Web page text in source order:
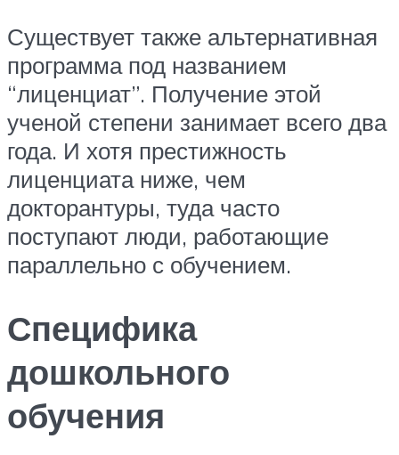
Существует также альтернативная
программа под названием
“лиценциат”. Получение этой
ученой степени занимает всего два
года. И хотя престижность
лиценциата ниже, чем
докторантуры, туда часто
поступают люди, работающие
параллельно с обучением.
Специфика
дошкольного
обучения